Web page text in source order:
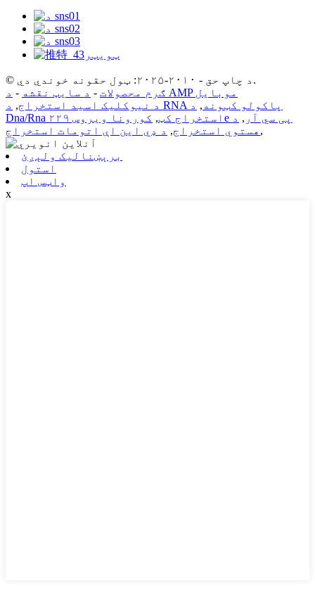
© د چاپ حق - ۲۰۱۰-۲۰۲۵: ټول حقونه خوندي دي.
ګرم محصولات - د سایټ نقشه -
د AMP موبایل
د نیوکلیک اسید استخراج, د RNA پاکولو کټونه , د
Dna/Rna استخراج کټ, کورونا ویروس ۲۲۹e پی سي آر , د
هستوي استخراج, د ډي این اې اتومات استخراج ,
برېښنالیک ولېږئ
استول
واټس اپ
x